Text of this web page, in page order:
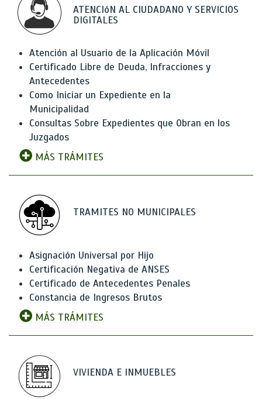
ATENCIóN AL CIUDADANO Y SERVICIOS
DIGITALES
Atención al Usuario de la Aplicación Móvil
Certificado Libre de Deuda, Infracciones y
Antecedentes
Como Iniciar un Expediente en la
Municipalidad
Consultas Sobre Expedientes que Obran en los
Juzgados
MÁS TRÁMITES
TRAMITES NO MUNICIPALES
Asignación Universal por Hijo
Certificación Negativa de ANSES
Certificado de Antecedentes Penales
Constancia de Ingresos Brutos
MÁS TRÁMITES
VIVIENDA E INMUEBLES